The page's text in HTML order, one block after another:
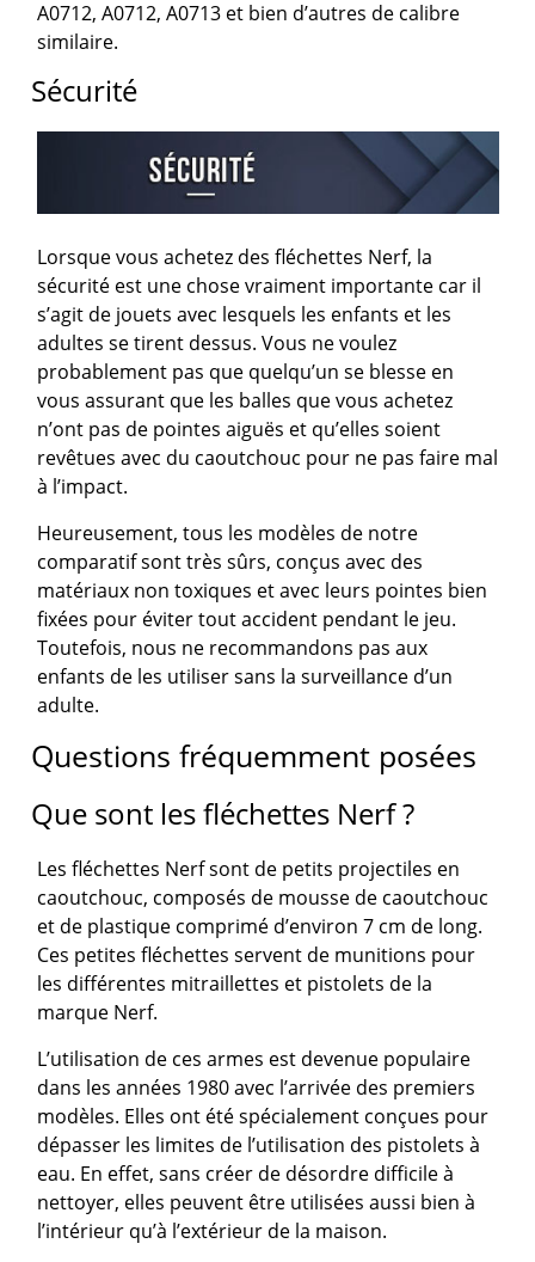
A0712, A0712, A0713 et bien d’autres de calibre
similaire.
Sécurité
Lorsque vous achetez des fléchettes Nerf, la
sécurité est une chose vraiment importante car il
s’agit de jouets avec lesquels les enfants et les
adultes se tirent dessus. Vous ne voulez
probablement pas que quelqu’un se blesse en
vous assurant que les balles que vous achetez
n’ont pas de pointes aiguës et qu’elles soient
revêtues avec du caoutchouc pour ne pas faire mal
à l’impact.
Heureusement, tous les modèles de notre
comparatif sont très sûrs, conçus avec des
matériaux non toxiques et avec leurs pointes bien
fixées pour éviter tout accident pendant le jeu.
Toutefois, nous ne recommandons pas aux
enfants de les utiliser sans la surveillance d’un
adulte.
Questions fréquemment posées
Que sont les fléchettes Nerf ?
Les fléchettes Nerf sont de petits projectiles en
caoutchouc, composés de mousse de caoutchouc
et de plastique comprimé d’environ 7 cm de long.
Ces petites fléchettes servent de munitions pour
les différentes mitraillettes et pistolets de la
marque Nerf.
L’utilisation de ces armes est devenue populaire
dans les années 1980 avec l’arrivée des premiers
modèles. Elles ont été spécialement conçues pour
dépasser les limites de l’utilisation des pistolets à
eau. En effet, sans créer de désordre difficile à
nettoyer, elles peuvent être utilisées aussi bien à
l’intérieur qu’à l’extérieur de la maison.